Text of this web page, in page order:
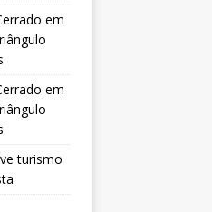
em
em
turismo